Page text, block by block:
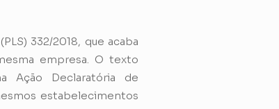
332/2018, que acaba
empresa. O texto
Ação Declaratória de
estabelecimentos